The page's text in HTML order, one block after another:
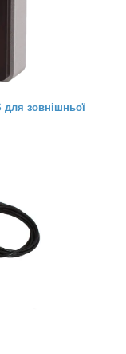
для зовнішньої